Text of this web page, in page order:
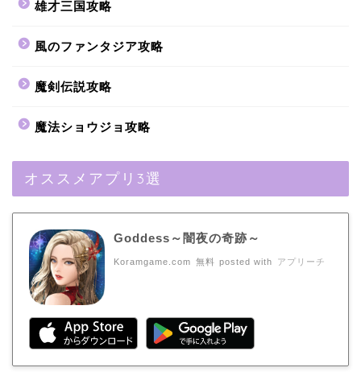
雄才三国攻略
風のファンタジア攻略
魔剣伝説攻略
魔法ショウジョ攻略
オススメアプリ3選
Goddess～闇夜の奇跡～
Koramgame.com 無料 posted with アプリーチ